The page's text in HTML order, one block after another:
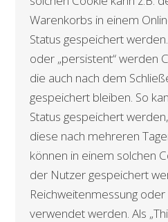
Warenkorbs in einem
Status gespeichert
oder „persistent“ werden
die auch nach dem
gespeichert bleiben. So
Status gespeichert
diese nach mehreren
können in einem solchen
der Nutzer gespeichert
Reichweitenmessung
verwendet werden. Als